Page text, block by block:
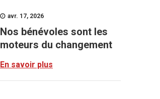
avr. 17, 2026
Nos bénévoles sont les
moteurs du changement
En savoir plus